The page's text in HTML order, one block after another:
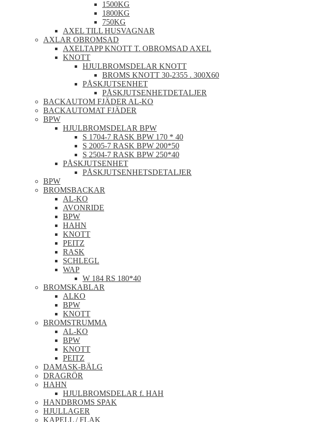
1500KG
1800KG
750KG
AXEL TILL HUSVAGNAR
AXLAR OBROMSAD
AXELTAPP KNOTT T. OBROMSAD AXEL
KNOTT
HJULBROMSDELAR KNOTT
BROMS KNOTT 30-2355 . 300X60
PÅSKJUTSENHET
PÅSKJUTSENHETDETALJER
BACKAUTOM FJÄDER AL-KO
BACKAUTOMAT FJÄDER
BPW
HJULBROMSDELAR BPW
S 1704-7 RASK BPW 170 * 40
S 2005-7 RASK BPW 200*50
S 2504-7 RASK BPW 250*40
PÅSKJUTSENHET
PÅSKJUTSENHETSDETALJER
BPW
BROMSBACKAR
AL-KO
AVONRIDE
BPW
HAHN
KNOTT
PEITZ
RASK
SCHLEGL
WAP
W 184 RS 180*40
BROMSKABLAR
ALKO
BPW
KNOTT
BROMSTRUMMA
AL-KO
BPW
KNOTT
PEITZ
DAMASK-BÄLG
DRAGRÖR
HAHN
HJULBROMSDELAR f. HAH
HANDBROMS SPAK
HJULLAGER
KAPELL / FLAK